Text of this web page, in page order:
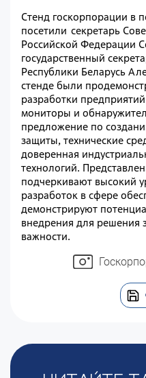
Стенд госкорпорации в
посетили секретарь
Российской Федерации
государственный
Республики Беларусь
стенде были
разработки
мониторы и
предложение по
защиты, технические
доверенная
технологий.
подчеркивают высокий
разработок в сфере
демонстрируют
внедрения для решения
важности.